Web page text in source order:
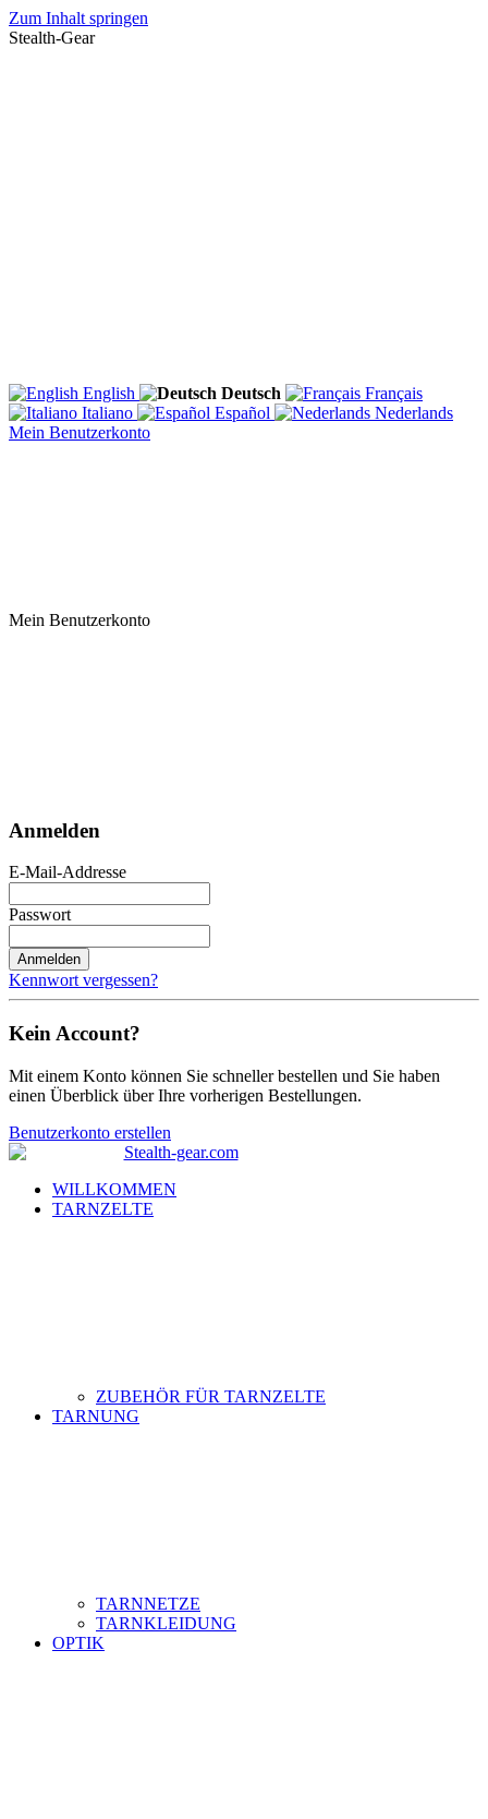
Zum Inhalt springen
Stealth-Gear
English Deutsch
Français
Italiano
Español
Nederlands
Mein Benutzerkonto
Mein Benutzerkonto
Anmelden
E-Mail-Addresse
Passwort
Anmelden
Kennwort vergessen?
Kein Account?
Mit einem Konto können Sie schneller bestellen und Sie haben
einen Überblick über Ihre vorherigen Bestellungen.
Benutzerkonto erstellen
WILLKOMMEN
TARNZELTE
ZUBEHÖR FÜR TARNZELTE
TARNUNG
TARNNETZE
TARNKLEIDUNG
OPTIK